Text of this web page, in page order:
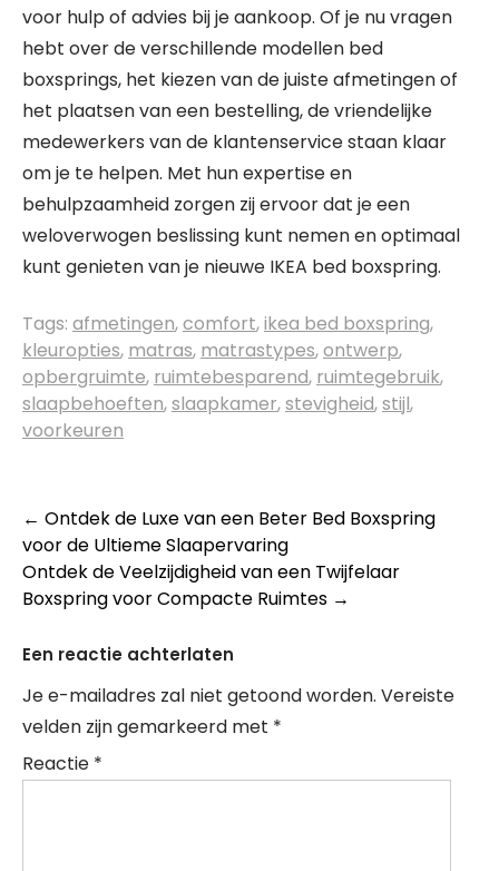
voor hulp of advies bij je aankoop. Of je nu vragen
hebt over de verschillende modellen bed
boxsprings, het kiezen van de juiste afmetingen of
het plaatsen van een bestelling, de vriendelijke
medewerkers van de klantenservice staan klaar
om je te helpen. Met hun expertise en
behulpzaamheid zorgen zij ervoor dat je een
weloverwogen beslissing kunt nemen en optimaal
kunt genieten van je nieuwe IKEA bed boxspring.
Tags: afmetingen,comfort,ikea bed boxspring,
kleuropties, matras, matrastypes,ontwerp,
opbergruimte, ruimtebesparend, ruimtegebruik,
slaapbehoeften,slaapkamer,stevigheid,stijl,
voorkeuren
Berichtnavigatie
← Ontdek de Luxe van een Beter Bed Boxspring
voor de Ultieme Slaapervaring
Ontdek de Veelzijdigheid van een Twijfelaar
Boxspring voor Compacte Ruimtes →
Een reactie achterlaten
Je e-mailadres zal niet getoond worden. Vereiste
velden zijn gemarkeerd met *
Reactie *